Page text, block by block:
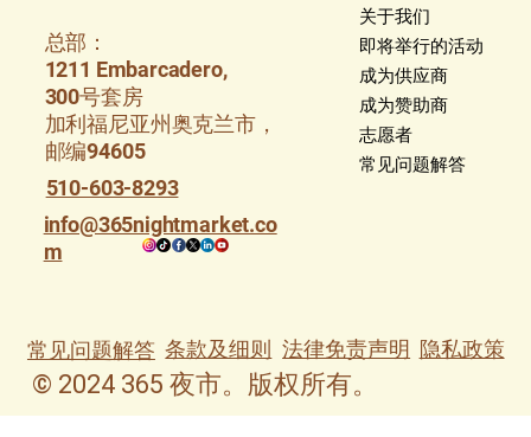
总部：
1211 Embarcadero,
300号套房
加利福尼亚州奥克兰市，
邮编94605
510-603-8293
info@365nightmarket.co
m
关于我们
即将举行的活动
成为供应商
成为赞助商
志愿者
常见问题解答
常见问题解答 条款及细则 法律免责声明 隐私政策
© 2024 365 夜市。版权所有。